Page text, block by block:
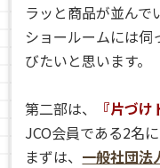
ラッと商品が並んで
ショールームには伺
びたいと思います。
第二部は、 『片づ
JCO会員である2名
まずは、 一般社団法